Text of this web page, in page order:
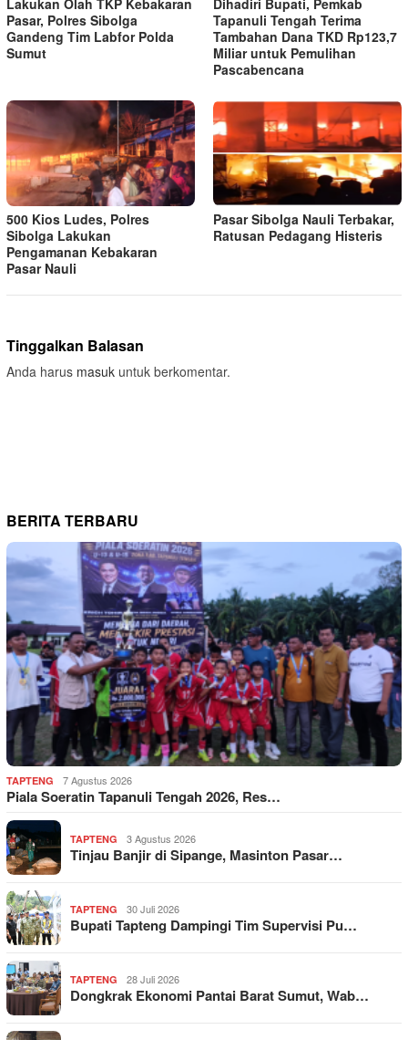
Pasar, Polres Sibolga
Gandeng Tim Labfor Polda
Sumut
Tapanuli Tengah Terima
Tambahan Dana TKD Rp123,7
Miliar untuk Pemulihan
Pascabencana
500 Kios Ludes, Polres
Sibolga Lakukan
Pengamanan Kebakaran
Pasar Nauli
Pasar Sibolga Nauli Terbakar,
Ratusan Pedagang Histeris
Tinggalkan Balasan
Anda harus masuk untuk berkomentar.
BERITA TERBARU
TAPTENG 7 Agustus 2026
Piala Soeratin Tapanuli Tengah 2026, Res…
TAPTENG 3 Agustus 2026
Tinjau Banjir di Sipange, Masinton Pasar…
TAPTENG 30 Juli 2026
Bupati Tapteng Dampingi Tim Supervisi Pu…
TAPTENG 28 Juli 2026
Dongkrak Ekonomi Pantai Barat Sumut, Wab…